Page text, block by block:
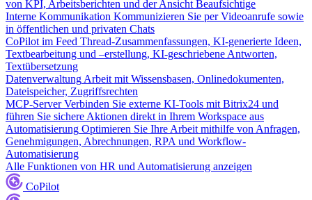
von KPI, Arbeitsberichten und der Ansicht Beaufsichtige
Interne Kommunikation Kommunizieren Sie per Videoanrufe sowie
in öffentlichen und privaten Chats
CoPilot im Feed Thread-Zusammenfassungen, KI-generierte Ideen,
Textbearbeitung und –erstellung, KI-geschriebene Antworten,
Textübersetzung
Datenverwaltung Arbeit mit Wissensbasen, Onlinedokumenten,
Dateispeicher, Zugriffsrechten
MCP-Server Verbinden Sie externe KI-Tools mit Bitrix24 und
führen Sie sichere Aktionen direkt in Ihrem Workspace aus
Automatisierung Optimieren Sie Ihre Arbeit mithilfe von Anfragen,
Genehmigungen, Abrechnungen, RPA und Workflow-
Automatisierung
Alle Funktionen von HR und Automatisierung anzeigen
CoPilot